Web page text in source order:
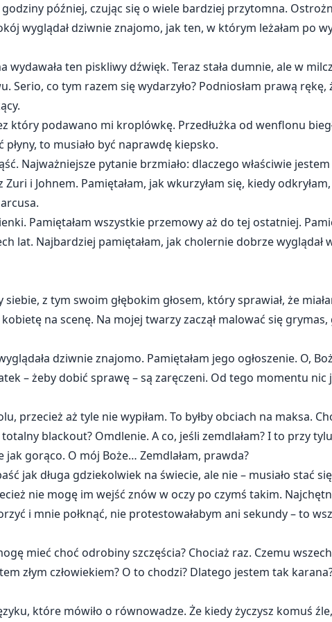
później, czując się o wiele bardziej przytomna.
wyglądał dziwnie znajomo, jak ten, w którym leżałam po
wydawała ten piskliwy dźwięk. Teraz stała dumnie, ale w
Serio, co tym razem się wydarzyło? Podniosłam prawą rękę,
który podawano mi kroplówkę. Przedłużka od wenflonu
to musiało być naprawdę kiepsko.
Najważniejsze pytanie brzmiało: dlaczego właściwie
i Johnem. Pamiętałam, jak wkurzyłam się, kiedy
Pamiętałam wszystkie przemowy aż do tej ostatniej.
lat. Najbardziej pamiętałam, jak cholernie dobrze wyglądał
z tym swoim głębokim głosem, który sprawiał, że
na scenę. Na mojej twarzy zaczął malować się grymas,
dziwnie znajomo. Pamiętałam jego ogłoszenie. O,
– żeby dobić sprawę – są zaręczeni. Od tego momentu nic
przecież aż tyle nie wypiłam. To byłby obciach na maksa.
blackout? Omdlenie. A co, jeśli zemdlałam? I to przy tylu
gorąco. O mój Boże… Zemdlałam, prawda?
jak długa gdziekolwiek na świecie, ale nie – musiało stać
nie mogę im wejść znów w oczy po czymś takim.
i mnie połknąć, nie protestowałabym ani sekundy – to
mieć choć odrobiny szczęścia? Chociaż raz. Czemu
złym człowiekiem? O to chodzi? Dlatego jestem tak
które mówiło o równowadze. Że kiedy życzysz komuś źle,